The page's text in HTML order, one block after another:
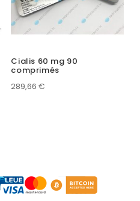
Cialis 60 mg 90
comprimés
289,66€